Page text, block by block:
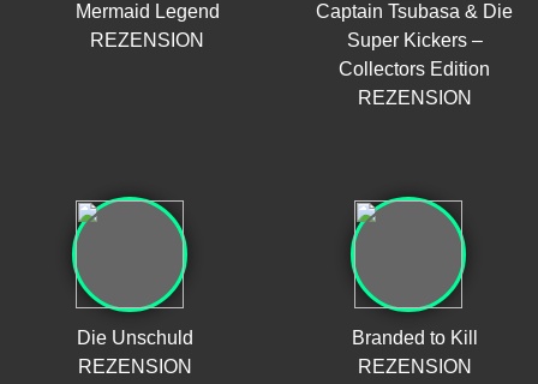
Mermaid Legend
REZENSION
Captain Tsubasa & Die
Super Kickers –
Collectors Edition
REZENSION
Die Unschuld
REZENSION
Branded to Kill
REZENSION